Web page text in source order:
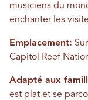
musiciens du
enchanter les
Emplacement:
Capitol Reef
Adapté aux
est plat et se